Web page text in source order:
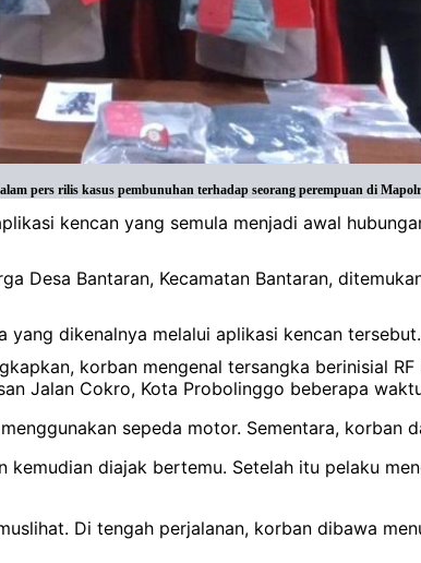
pers rilis kasus pembunuhan terhadap seorang perempuan di
kencan yang semula menjadi awal
Desa Bantaran, Kecamatan Bantaran,
dikenalnya melalui aplikasi kencan tersebut.
korban mengenal tersangka berinisial
Jalan Cokro, Kota Probolinggo beberapa
sepeda motor. Sementara,
diajak bertemu. Setelah itu pelaku
Di tengah perjalanan, korban dibawa